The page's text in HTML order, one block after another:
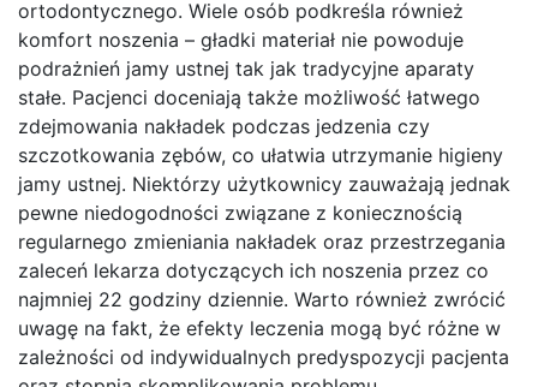
ortodontycznego. Wiele osób podkreśla również
komfort noszenia – gładki materiał nie powoduje
podrażnień jamy ustnej tak jak tradycyjne aparaty
stałe. Pacjenci doceniają także możliwość łatwego
zdejmowania nakładek podczas jedzenia czy
szczotkowania zębów, co ułatwia utrzymanie higieny
jamy ustnej. Niektórzy użytkownicy zauważają jednak
pewne niedogodności związane z koniecznością
regularnego zmieniania nakładek oraz przestrzegania
zaleceń lekarza dotyczących ich noszenia przez co
najmniej 22 godziny dziennie. Warto również zwrócić
uwagę na fakt, że efekty leczenia mogą być różne w
zależności od indywidualnych predyspozycji pacjenta